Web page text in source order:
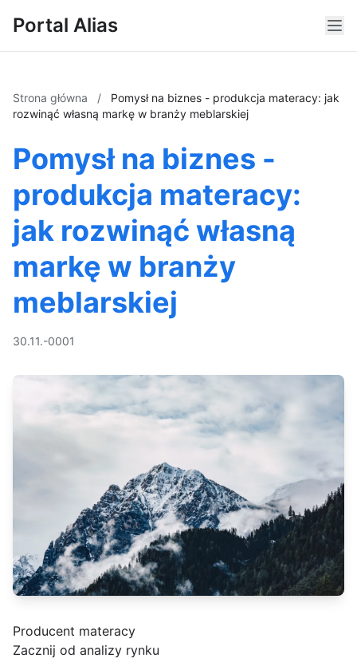
Portal Alias
Strona główna /
Pomysł na biznes - produkcja materacy: jak
rozwinąć własną markę w branży meblarskiej
Pomysł na biznes -
produkcja materacy:
jak rozwinąć własną
markę w branży
meblarskiej
30.11.-0001
Producent materacy
Zacznij od analizy rynku